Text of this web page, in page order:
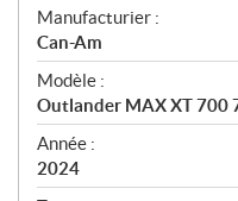
S
p
é
c
i
f
i
Manufacturier :
Can-Am
Modèle :
Outlander MAX XT 700
Année :
2024